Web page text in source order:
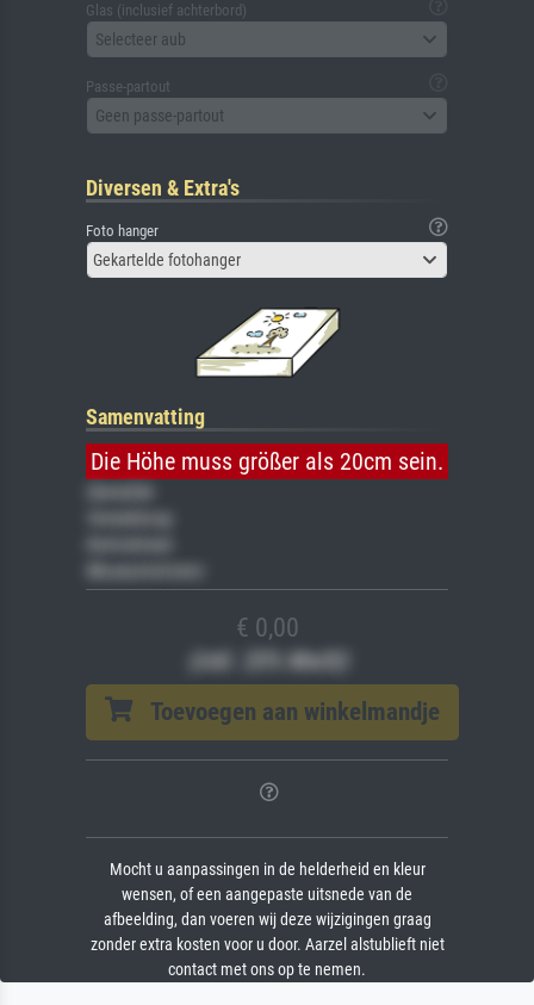
Glas (inclusief achterbord)
Selecteer aub
Passe-partout
Geen passe-partout
Diversen & Extra's
Foto hanger
Gekartelde fotohanger
Samenvatting
Die Höhe muss größer als 20cm sein.
Veredelung
Museumslizenz
€ 0,00
(inkl. 20% MwSt)
Toevoegen aan winkelmandje
Mocht u aanpassingen in de helderheid en kleur
wensen, of een aangepaste uitsnede van de
afbeelding, dan voeren wij deze wijzigingen graag
zonder extra kosten voor u door. Aarzel alstublieft niet
contact met ons op te nemen.